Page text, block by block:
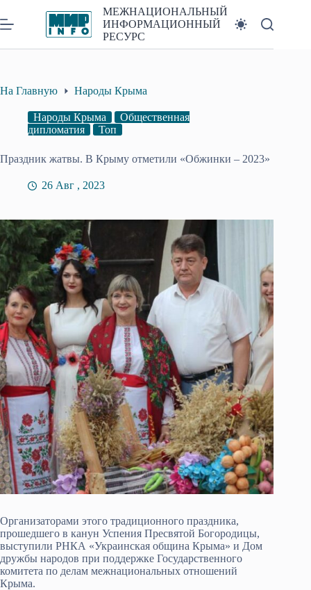
к
сути
МЕЖНАЦИОНАЛЬНЫЙ
ИНФОРМАЦИОННЫЙ
РЕСУРС
На Главную Народы Крыма
Народы Крыма
Общественная
дипломатия
Топ
Праздник жатвы. В Крыму отметили «Обжинки – 2023»
26 Авг , 2023
Организаторами этого традиционного праздника,
прошедшего в канун Успения Пресвятой Богородицы,
выступили РНКА «Украинская община Крыма» и Дом
дружбы народов при поддержке Государственного
комитета по делам межнациональных отношений
Крыма.